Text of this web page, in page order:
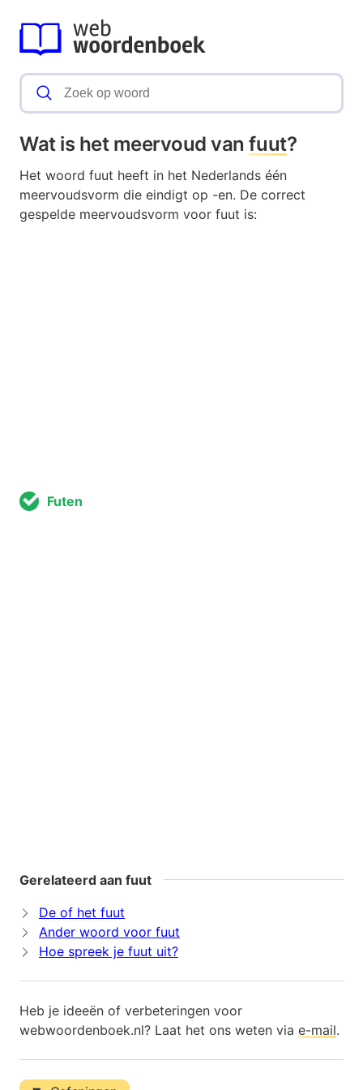
Wat is het meervoud vanfuut?
Het woord fuut heeft in het Nederlands één
meervoudsvorm die eindigt op -en. De correct
gespelde meervoudsvorm voor fuut is:
Futen
Gerelateerd aan fuut
De of het fuut
Ander woord voor fuut
Hoe spreek je fuut uit?
Heb je ideeën of verbeteringen voor
webwoordenboek.nl? Laat het ons weten via e-mail.